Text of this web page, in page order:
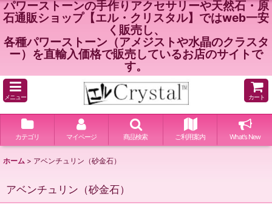
パワーストーンの手作りアクセサリーや天然石・原
石通販ショップ【エル・クリスタル】ではweb一安
く販売し、
各種パワーストーン（アメジストや水晶のクラスタ
ー）を直輸入価格で販売しているお店のサイトで
す。
メニュー カート
カテゴリ マイページ 商品検索 ご利用案内 What's New
ホーム > アベンチュリン（砂金石）
アベンチュリン（砂金石）